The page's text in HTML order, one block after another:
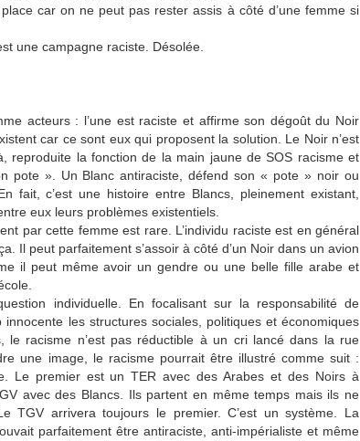
car on ne peut pas rester assis à côté d’une femme si
une campagne raciste. Désolée.
acteurs : l’une est raciste et affirme son dégoût du Noir
car ce sont eux qui proposent la solution. Le Noir n’est
reproduite la fonction de la main jaune de SOS racisme et
pote ». Un Blanc antiraciste, défend son « pote » noir ou
fait, c’est une histoire entre Blancs, pleinement existant,
eux leurs problèmes existentiels.
par cette femme est rare. L’individu raciste est en général
Il peut parfaitement s’assoir à côté d’un Noir dans un avion
il peut même avoir un gendre ou une belle fille arabe et
individuelle. En focalisant sur la responsabilité de
innocente les structures sociales, politiques et économiques
le racisme n’est pas réductible à un cri lancé dans la rue
une image, le racisme pourrait être illustré comme suit :
Le premier est un TER avec des Arabes et des Noirs à
avec des Blancs. Ils partent en même temps mais ils ne
TGV arrivera toujours le premier. C’est un système. La
parfaitement être antiraciste, anti-impérialiste et même